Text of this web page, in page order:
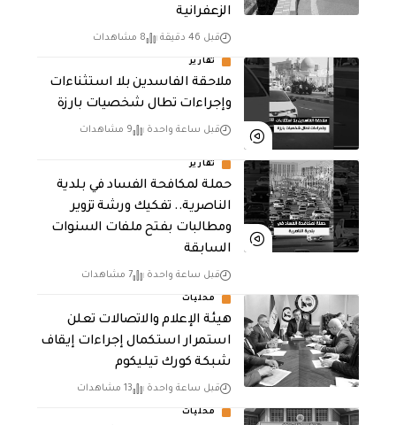
الزعفرانية
قبل 46 دقيقة 8 مشاهدات
تقارير
ملاحقة الفاسدين بلا استثناءات
وإجراءات تطال شخصيات بارزة
قبل ساعة واحدة 9 مشاهدات
تقارير
حملة لمكافحة الفساد في بلدية
الناصرية.. تفكيك ورشة تزوير
ومطالبات بفتح ملفات السنوات
السابقة
قبل ساعة واحدة 7 مشاهدات
محليات
هيئة الإعلام والاتصالات تعلن
استمرار استكمال إجراءات إيقاف
شبكة كورك تيليكوم
قبل ساعة واحدة 13 مشاهدات
محليات